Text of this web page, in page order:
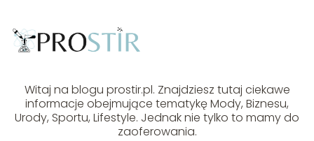
Witaj na blogu prostir.pl. Znajdziesz tutaj ciekawe
informacje obejmujące tematykę Mody, Biznesu,
Urody, Sportu, Lifestyle. Jednak nie tylko to mamy do
zaoferowania.